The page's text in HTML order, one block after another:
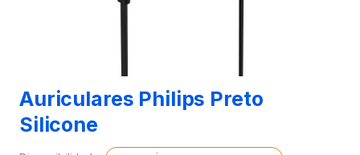
Auriculares Philips Preto
Silicone